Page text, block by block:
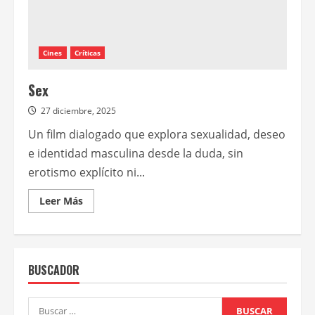
Cines Críticas
Sex
27 diciembre, 2025
Un film dialogado que explora sexualidad, deseo
e identidad masculina desde la duda, sin
erotismo explícito ni...
Leer MásLeer
más
BUSCADOR
Buscar: